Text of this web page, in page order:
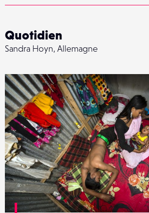
Quotidien
Sandra Hoyn, Allemagne